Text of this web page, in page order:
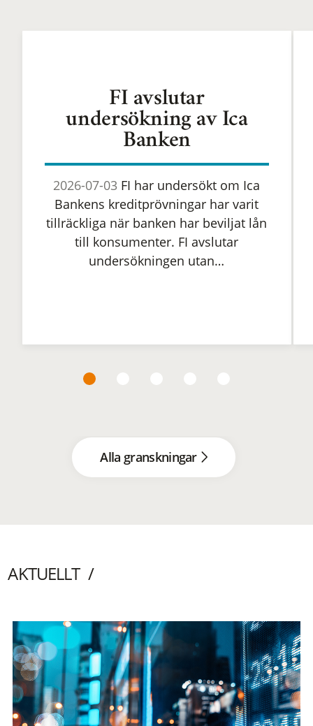
FI avslutar
undersökning av Ica
Banken
2026-07-03 FI har undersökt om Ica
Bankens kreditprövningar har varit
tillräckliga när banken har beviljat lån
till konsumenter. FI avslutar
undersökningen utan…
Alla granskningar
AKTUELLT